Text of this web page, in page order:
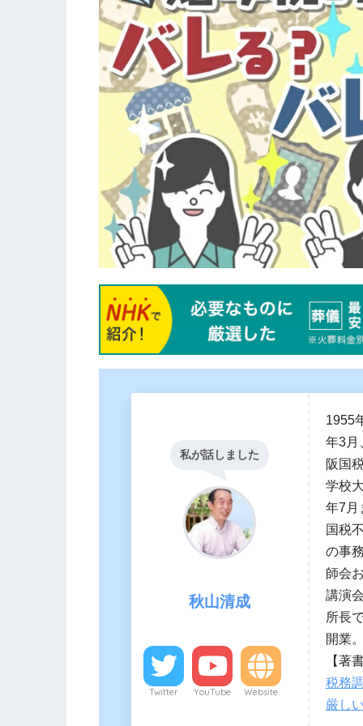
私が話しました
秋山清成
Twitter YouTube Website
1955
年3月
阪国
学校
年7月
国税
の事
師会
講演
所長
開業
【著
税務
厳し